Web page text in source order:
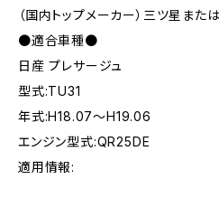
（国内トップメーカー）三ツ星また
●適合車種●
日産 プレサージュ
型式:TU31
年式:H18.07～H19.06
エンジン型式:QR25DE
適用情報: